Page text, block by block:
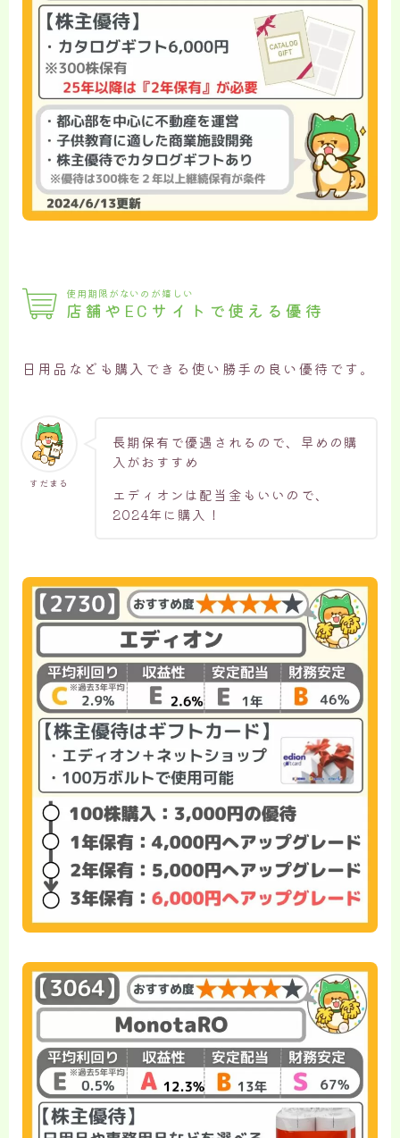
使用期限がないのが嬉しい
店舗やECサイトで使える優待
日用品なども購入できる使い勝手の良い優待です。
すだまる
長期保有で優遇されるので、早めの購
入がおすすめ
エディオンは配当金もいいので、
2024年に購入！